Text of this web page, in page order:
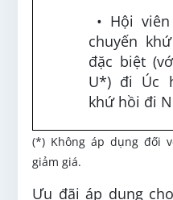
• Hội
chuyến
đặc biệt
U*) đi Úc
khứ hồi đi
(*) Không áp dụng đối
giảm giá.
Ưu đãi áp dụng